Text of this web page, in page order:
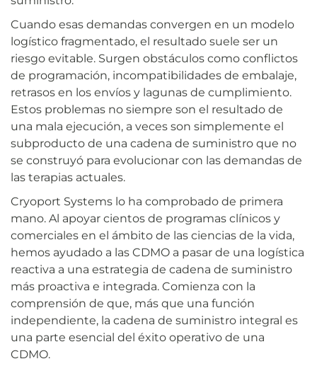
Cuando esas demandas convergen en un modelo
logístico fragmentado, el resultado suele ser un
riesgo evitable. Surgen obstáculos como conflictos
de programación, incompatibilidades de embalaje,
retrasos en los envíos y lagunas de cumplimiento.
Estos problemas no siempre son el resultado de
una mala ejecución, a veces son simplemente el
subproducto de una cadena de suministro que no
se construyó para evolucionar con las demandas de
las terapias actuales.
Cryoport Systems lo ha comprobado de primera
mano. Al apoyar cientos de programas clínicos y
comerciales en el ámbito de las ciencias de la vida,
hemos ayudado a las CDMO a pasar de una logística
reactiva a una estrategia de cadena de suministro
más proactiva e integrada. Comienza con la
comprensión de que, más que una función
independiente, la cadena de suministro integral es
una parte esencial del éxito operativo de una
CDMO.